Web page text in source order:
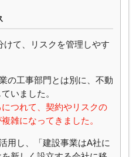
て、リスクを管理しやす
の工事部門とは別に、不動
いました。
つれて、契約やリスクの
雑になってきました。
用し、「建設事業はA社に